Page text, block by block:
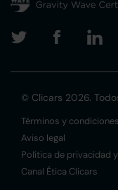
© Clicars 2026.
Términos y condiciones
Aviso legal
Política de privacidad
Canal Ética Clicars